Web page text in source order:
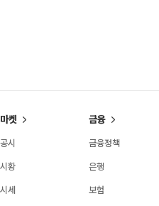
마켓
공시
시황
시세
금융
금융정책
은행
보험